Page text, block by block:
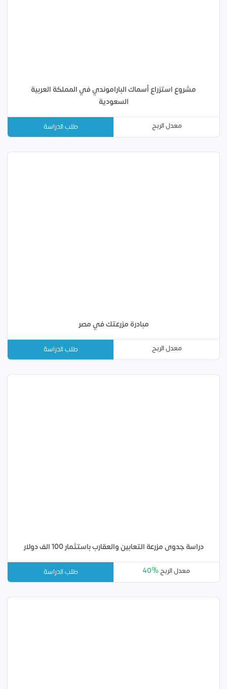
مشروع استزراع أسماك الباراموندي في المملكة العربية
السعودية
معدل الربح طلب الدراسة
مبادرة مزرعتك في مصر
معدل الربح طلب الدراسة
دراسة جدوى مزرعة التعابين والعقارب باستثمار 100 الف دولار
معدل الربح40% طلب الدراسة